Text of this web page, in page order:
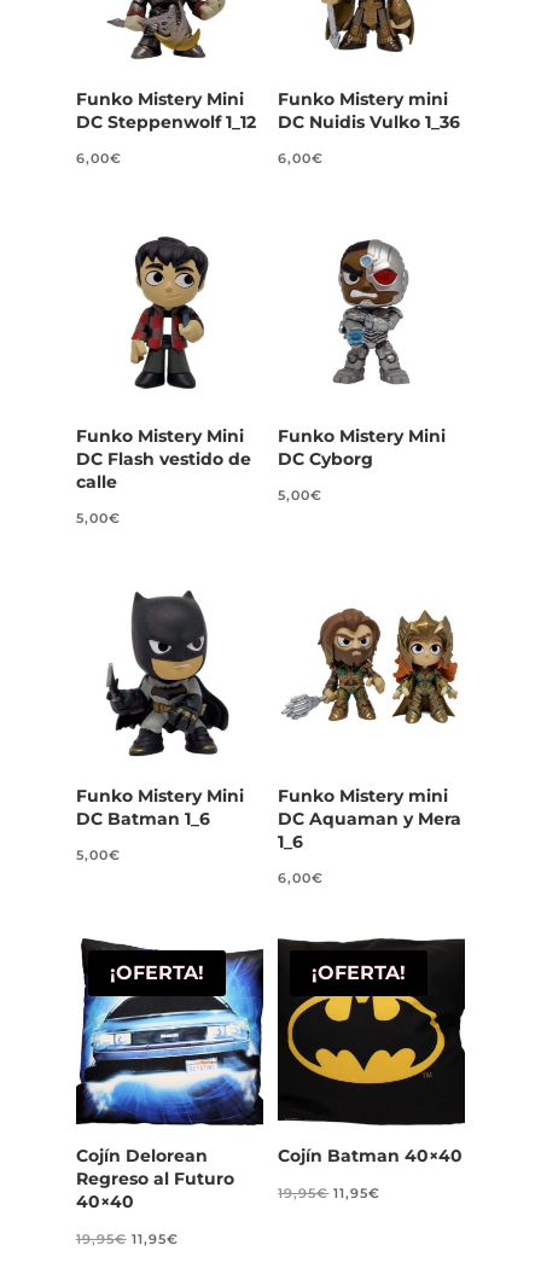
Funko Mistery Mini
DC Steppenwolf 1_12
6,00€
Funko Mistery mini
DC Nuidis Vulko 1_36
6,00€
Funko Mistery Mini
DC Flash vestido de
calle
5,00€
Funko Mistery Mini
DC Cyborg
5,00€
Funko Mistery Mini
DC Batman 1_6
5,00€
Funko Mistery mini
DC Aquaman y Mera
1_6
6,00€
¡OFERTA!
Cojín Delorean
Regreso al Futuro
40×40
19,95€ El
11,95€El
¡OFERTA!
Cojín Batman 40×40
19,95€ El
11,95€